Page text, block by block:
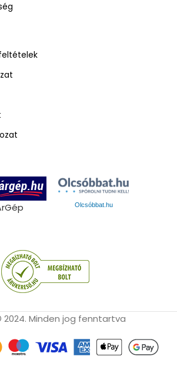
Olcsóbbat.hu
Minden jog fenntartva